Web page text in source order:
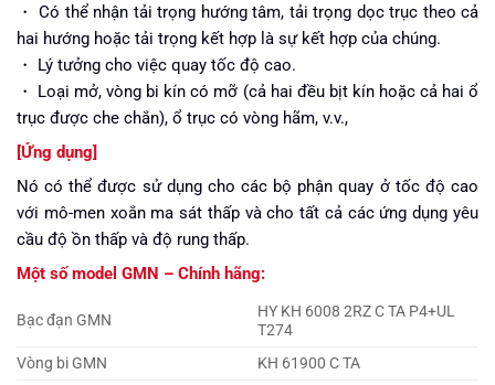
・ Có thể nhận tải trọng hướng tâm, tải trọng dọc trục theo cả
hai hướng hoặc tải trọng kết hợp là sự kết hợp của chúng.
・ Lý tưởng cho việc quay tốc độ cao.
・ Loại mở, vòng bi kín có mỡ (cả hai đều bịt kín hoặc cả hai ổ
trục được che chắn), ổ trục có vòng hãm, v.v.,
[Ứng dụng]
Nó có thể được sử dụng cho các bộ phận quay ở tốc độ cao
với mô-men xoắn ma sát thấp và cho tất cả các ứng dụng yêu
cầu độ ồn thấp và độ rung thấp.
Một số model GMN – Chính hãng:
Bạc đạn GMN
HY KH 6008 2RZ C TA P4+UL
T274
Vòng bi GMN
KH 61900 C TA